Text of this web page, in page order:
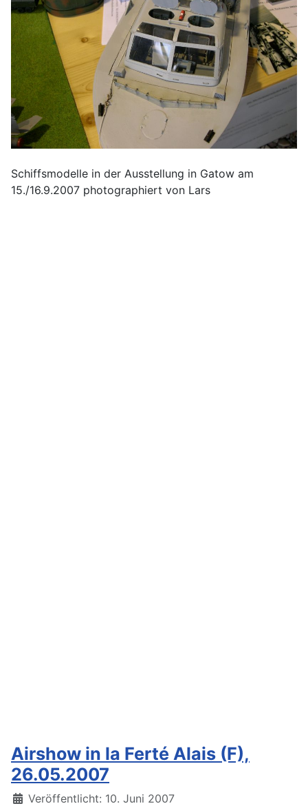
Schiffsmodelle in der Ausstellung in Gatow am
15./16.9.2007 photographiert von Lars
Airshow in la Ferté Alais (F),
26.05.2007
Details
Veröffentlicht: 10. Juni 2007